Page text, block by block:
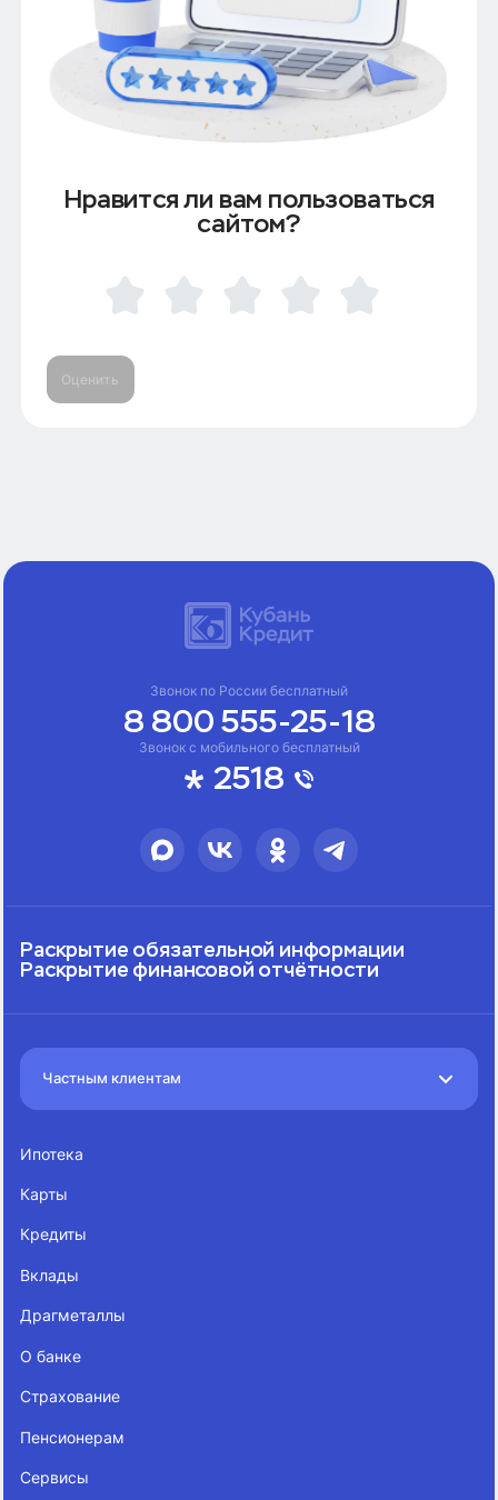
Нравится ли вам пользоваться
сайтом?
Оценить
Звонок с мобильного бесплатный
2518
Звонок по России бесплатный
8 800 555-25-18
Раскрытие обязательной информации
Раскрытие финансовой отчётности
Частным клиентам
Ипотека
Карты
Кредиты
Вклады
Драгметаллы
О банке
Страхование
Пенсионерам
Сервисы